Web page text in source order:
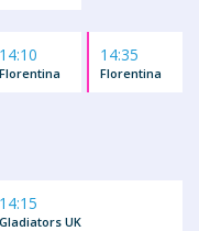
14:10
Florentina
14:35
Florentina
14:15
Gladiators UK